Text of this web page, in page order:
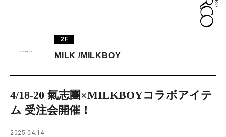
TAX FREE
JP
日本語
2F
MILK /MILKBOY
4/18-20 氣志團×MILKBOYコラボアイテ
ム 受注会開催！
2025.04.14